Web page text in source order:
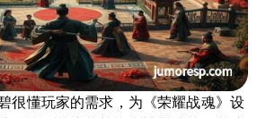
很懂玩家的需求，为《荣耀战魂》设